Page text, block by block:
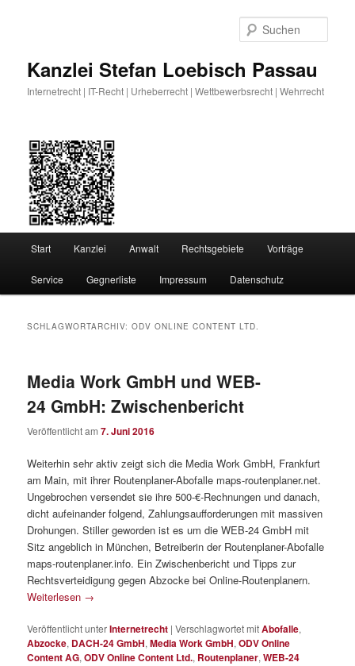
Kanzlei Stefan Loebisch Passau
Internetrecht | IT-Recht | Urheberrecht | Wettbewerbsrecht | Wehrrecht
Start Kanzlei Anwalt Rechtsgebiete Vorträge
Service Gegnerliste Impressum Datenschutz
SCHLAGWORTARCHIV:ODV ONLINE CONTENT LTD.
Media Work GmbH und WEB-
24 GmbH: Zwischenbericht
Veröffentlicht am7. Juni 2016
Weiterhin sehr aktiv zeigt sich die Media Work GmbH, Frankfurt
am Main, mit ihrer Routenplaner-Abofalle maps-routenplaner.net.
Ungebrochen versendet sie ihre 500-€-Rechnungen und danach,
dicht aufeinander folgend, Zahlungsaufforderungen mit massiven
Drohungen. Stiller geworden ist es um die WEB-24 GmbH mit
Sitz angeblich in München, Betreiberin der Routenplaner-Abofalle
maps-routenplaner.info. Ein Zwischenbericht und Tipps zur
Rechtsverteidigung gegen Abzocke bei Online-Routenplanern.
Weiterlesen →
Veröffentlicht unterInternetrecht |Verschlagwortet mitAbofalle,
Abzocke, DACH-24 GmbH,Media Work GmbH,ODV Online
Content AG,ODV Online Content Ltd., Routenplaner,WEB-24